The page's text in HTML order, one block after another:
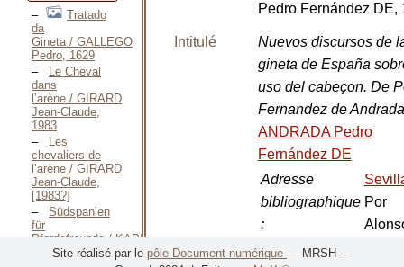
Tratado
da
Gineta / GALLEGO
Pedro, 1629
Le Cheval
dans
l’arène / GIRARD
Jean-Claude,
1983
Les
chevaliers de
l’arène / GIRARD
Jean-Claude,
[1983?]
Südspanien
für
Pferdefreunde / KAPITZKE
Gerhard, 1984
Pedro Fernández DE,
Intitulé
Nuevos discursos de
gineta de España
uso del cabeçon. De
Fernandez de
ANDRADA Pedro
Fernández DE
Adresse
bibliographique
:
Por
Site réalisé par le pôle Document numérique — MRSH —